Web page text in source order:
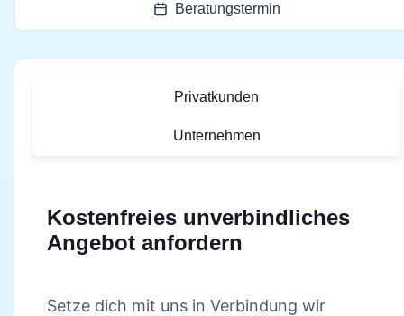
Beratungstermin
Privatkunden
Unternehmen
Kostenfreies unverbindliches
Angebot anfordern
Setze dich mit uns in Verbindung wir